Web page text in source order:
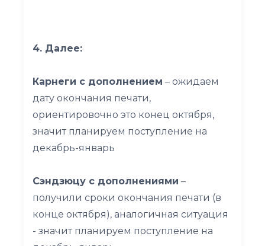
4. Далее:
Карнеги с дополнением – ожидаем
дату окончания печати,
ориентировочно это конец октября,
значит планируем поступление на
декабрь-январь
Сэндзюцу с дополнениями –
получили сроки окончания печати (в
конце октября), аналогичная ситуация
- значит планируем поступление на